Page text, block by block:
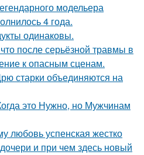
модельера
4 года.
одинаковы.
после серьёзной травмы в
к опасным сценам.
старки объединяются на
это Нужно, но Мужчинам
любовь успенская жестко
и при чем здесь новый